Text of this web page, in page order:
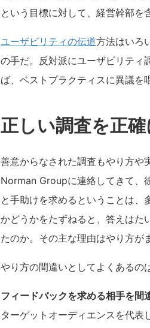
という目標に対して、経営幹部を
ユーザビリティの伝道方法はいろ
の手だ。反対派にユーザビリティ
ば、ベストプラクティスに異議を
正しい調査を正確
善意からなされた調査もやり方や
Norman Groupに連絡してきて、
と手助けを求めるということは、
かどうかをたずねると、答えはた
たのか。その主な理由はやり方が
やり方の間違いとしてよくあるの
フィードバックを求める相手を間
ターゲットオーディエンスを代